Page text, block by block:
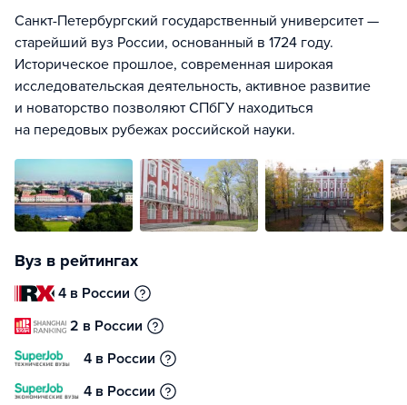
Санкт-Петербургский государственный университет —
старейший вуз России, основанный в 1724 году.
Историческое прошлое, современная широкая
исследовательская деятельность, активное развитие
и новаторство позволяют СПбГУ находиться
на передовых рубежах российской науки.
Вуз в рейтингах
4 в России
2 в России
4 в России
4 в России